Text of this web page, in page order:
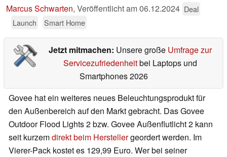
Marcus Schwarten, Veröffentlicht am06.12.2024 Deal
Launch
Smart Home
Jetzt mitmachen: Unsere große Umfrage zur
Servicezufriedenheitbei Laptops und
Smartphones 2026
Govee hat ein weiteres neues Beleuchtungsprodukt für
den Außenbereich auf den Markt gebracht. Das Govee
Outdoor Flood Lights 2 bzw. Govee Außenflutlicht 2 kann
seit kurzemdirekt beim Herstellergeordert werden. Im
Vierer-Pack kostet es 129,99 Euro. Wer bei seiner